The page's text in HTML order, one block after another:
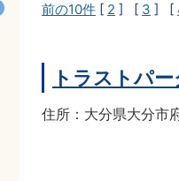
前の10件 [ 2 ] [ 3 ] [
トラストパ
住所：大分県大分市